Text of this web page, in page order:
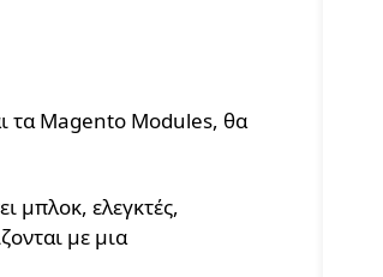
τα Magento Modules, θα
μπλοκ, ελεγκτές,
με μια